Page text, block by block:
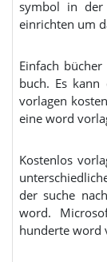
symbol in der
einrichten um
Einfach
buch. Es
vorlagen
eine word
Kostenlos
der suche
word.
hunderte word